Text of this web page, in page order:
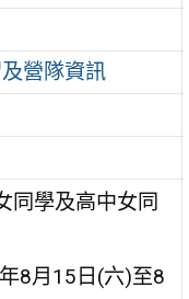
營隊資訊
同學及高中女同
8月15日(六)至8